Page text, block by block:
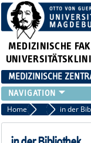
MEDIZINISCHE
MEDIZINISCHE
LITERATURSUCHE
SERVICE
Home Benutzung
in der